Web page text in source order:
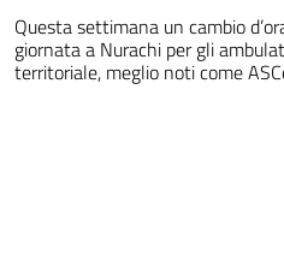
Questa settimana un cambio
giornata a Nurachi per gli
territoriale, meglio noti come